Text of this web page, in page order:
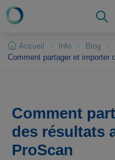
Accueil Info
Blog
Comment partager et importer
Comment
des résultats
ProScan
Panneau de gestion des